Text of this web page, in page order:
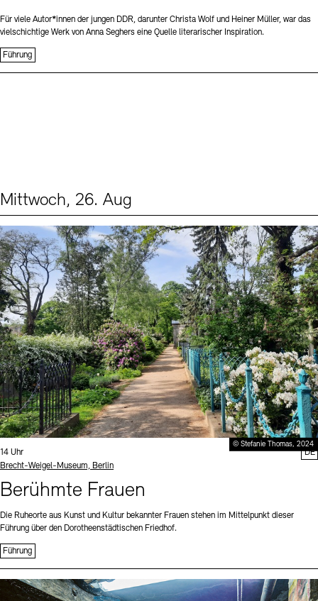
Für viele Autor*innen der jungen DDR, darunter Christa Wolf und Heiner Müller, war das
vielschichtige Werk von Anna Seghers eine Quelle literarischer Inspiration.
Führung
Mittwoch, 26. Aug
© Stefanie Thomas, 2024
Uhrzeit:
14 Uhr
Standort
Brecht-Weigel-Museum, Berlin
Berühmte Frauen
Die Ruheorte aus Kunst und Kultur bekannter Frauen stehen im Mittelpunkt dieser
Führung über den Dorotheenstädtischen Friedhof.
Führung
DE